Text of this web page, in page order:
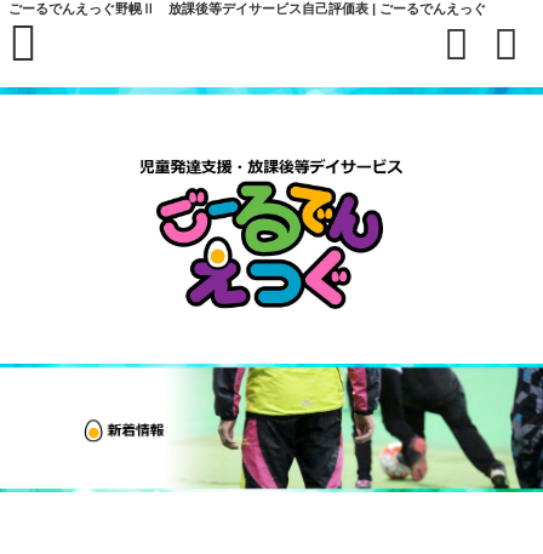
ごーるでんえっぐ野幌Ⅱ 放課後等デイサービス自己評価表 | ごーるでんえっぐ